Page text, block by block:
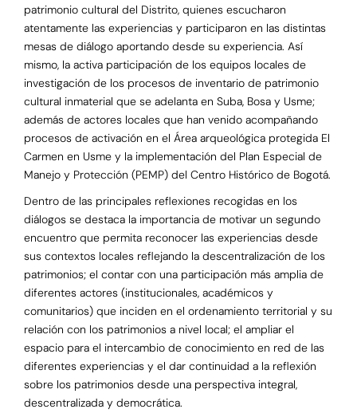
patrimonio cultural del Distrito, quienes escucharon
atentamente las experiencias y participaron en las distintas
mesas de diálogo aportando desde su experiencia. Así
mismo, la activa participación de los equipos locales de
investigación de los procesos de inventario de patrimonio
cultural inmaterial que se adelanta en Suba, Bosa y Usme;
además de actores locales que han venido acompañando
procesos de activación en el Área arqueológica protegida El
Carmen en Usme y la implementación del Plan Especial de
Manejo y Protección (PEMP) del Centro Histórico de Bogotá.
Dentro de las principales reflexiones recogidas en los
diálogos se destaca la importancia de motivar un segundo
encuentro que permita reconocer las experiencias desde
sus contextos locales reflejando la descentralización de los
patrimonios; el contar con una participación más amplia de
diferentes actores (institucionales, académicos y
comunitarios) que inciden en el ordenamiento territorial y su
relación con los patrimonios a nivel local; el ampliar el
espacio para el intercambio de conocimiento en red de las
diferentes experiencias y el dar continuidad a la reflexión
sobre los patrimonios desde una perspectiva integral,
descentralizada y democrática.